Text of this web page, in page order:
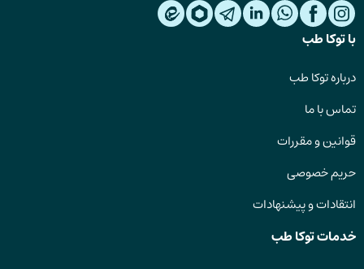
با توکا طب
درباره توکا طب
تماس با ما
قوانین و مقررات
حریم خصوصی
انتقادات و پیشنهادات
خدمات توکا طب